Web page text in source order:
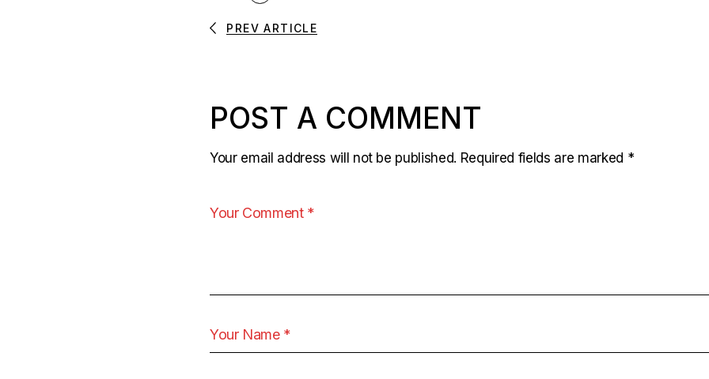
PREV ARTICLE
POST A COMMENT
Your email address will not be published. Required fields are marked *